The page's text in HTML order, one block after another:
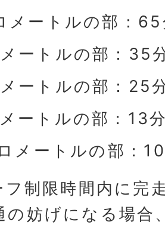
メートルの部：
ートルの部：35
ートルの部：25
ートルの部：13
メートルの部：
フ制限時間内に完
の妨げになる場合